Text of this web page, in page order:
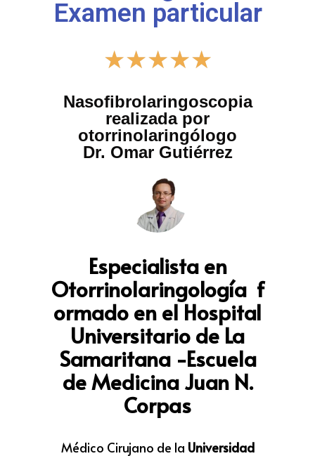
Examen particular
★★★★★
Nasofibrolaringoscopia
realizada por
otorrinolaringólogo
Dr. Omar Gutiérrez
Especialistaen
Otorrinolaringología f
ormado en el Hospital
Universitario de La
Samaritana -Escuela
de Medicina Juan N.
Corpas
Médico Cirujano de la Universidad